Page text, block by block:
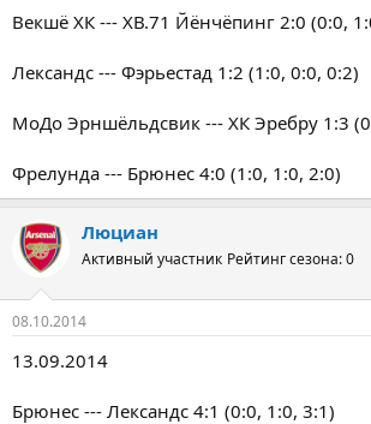
Векшё ХК --- ХВ.71 Йёнчёпинг 2:0 (0:0,
Лександс --- Фэрьестад 1:2 (1:0, 0:0, 0:2)
МоДо Эрншёльдсвик --- ХК Эребру 1:3
Фрелунда --- Брюнес 4:0 (1:0, 1:0, 2:0)
Люциан
Активный участник Рейтинг сезона: 0
08.10.2014
13.09.2014
Брюнес --- Лександс 4:1 (0:0, 1:0, 3:1)